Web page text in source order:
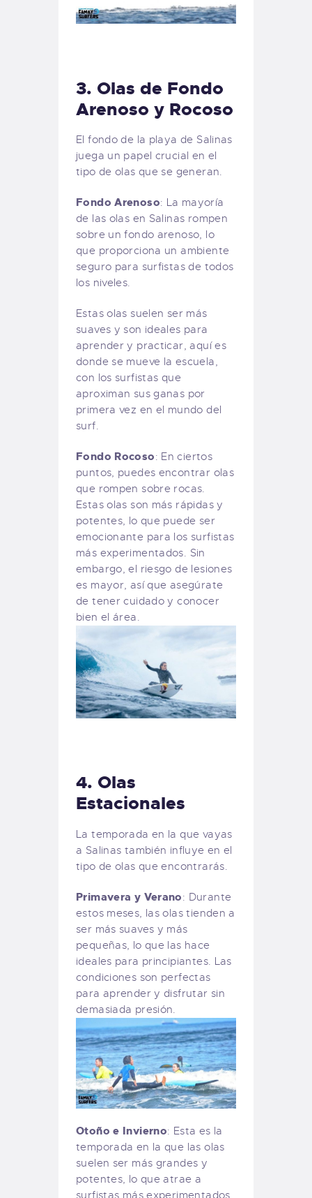
3. Olas de Fondo
Arenoso y Rocoso
El fondo de la playa de Salinas
juega un papel crucial en el
tipo de olas que se generan.
Fondo Arenoso: La mayoría
de las olas en Salinas rompen
sobre un fondo arenoso, lo
que proporciona un ambiente
seguro para surfistas de todos
los niveles.
Estas olas suelen ser más
suaves y son ideales para
aprender y practicar, aquí es
donde se mueve la escuela,
con los surfistas que
aproximan sus ganas por
primera vez en el mundo del
surf.
Fondo Rocoso: En ciertos
puntos, puedes encontrar olas
que rompen sobre rocas.
Estas olas son más rápidas y
potentes, lo que puede ser
emocionante para los surfistas
más experimentados. Sin
embargo, el riesgo de lesiones
es mayor, así que asegúrate
de tener cuidado y conocer
bien el área.
4. Olas
Estacionales
La temporada en la que vayas
a Salinas también influye en el
tipo de olas que encontrarás.
Primavera y Verano: Durante
estos meses, las olas tienden a
ser más suaves y más
pequeñas, lo que las hace
ideales para principiantes. Las
condiciones son perfectas
para aprender y disfrutar sin
demasiada presión.
Otoño e Invierno: Esta es la
temporada en la que las olas
suelen ser más grandes y
potentes, lo que atrae a
surfistas más experimentados.